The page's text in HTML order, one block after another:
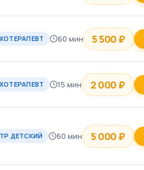
60 мин 5 500 ₽
15 мин 2 000 ₽
ДЕТСКИЙ 60 мин 5 000 ₽